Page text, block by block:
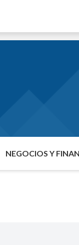
NEGOCIOS Y